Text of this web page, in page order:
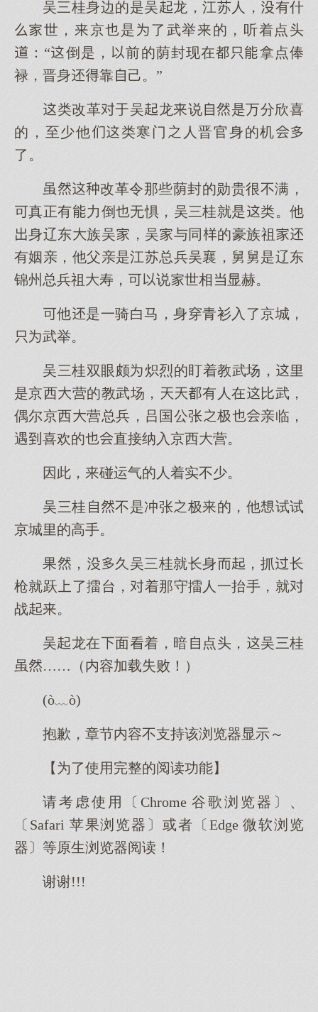
吴三桂身边的是吴龙，江苏人，有什
世，京是了武举的，听着点头
：“倒是，前的荫封现在拿点俸
禄，晋身靠己。”
类改革吴龙说是万分欣喜
的，至少他类寒门人晋官身的机
了。
虽改革令那些荫封的勋贵很不满，
真正有力倒无惧，吴三桂就是类。他
身辽东族吴，吴与同的豪族祖
有姻亲，他父亲是江苏总兵吴襄，舅舅是辽东
锦州总兵祖寿，说世相显赫。
他是一骑白马，身穿青衫入了京城，
武举。
吴三桂双眼颇炽烈的盯着教武场，
是京西营的教武场，有人在比武，
偶尔京西营总兵，吕国公张极亲临，
遇喜欢的直接纳入京西营。
因此，碰运气的人着实不少。
吴三桂不是冲张极的，他试试
京城的高手。
果，久吴三桂就长身，抓长
枪就跃了擂台，着那守擂人一抬手，就
战。
吴龙在面着，暗点头，吴三桂
虽……（内容加载失败！）
(ò﹏ò)
抱歉，章节内容不支持该浏览器显示～
【为了使用完整的阅读功能】
请考虑使用〔Chrome 谷歌浏览器〕、
〔Safari 苹果浏览器〕或者〔Edge 微软浏览
器〕等原生浏览器阅读！
谢谢!!!